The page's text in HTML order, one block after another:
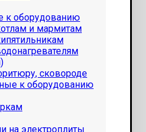
к оборудованию
и мармитам
сковороде
к оборудованию
на электроплиты